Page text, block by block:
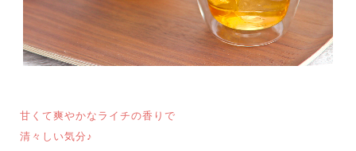
甘くて爽やかなライチの香りで
清々しい気分♪